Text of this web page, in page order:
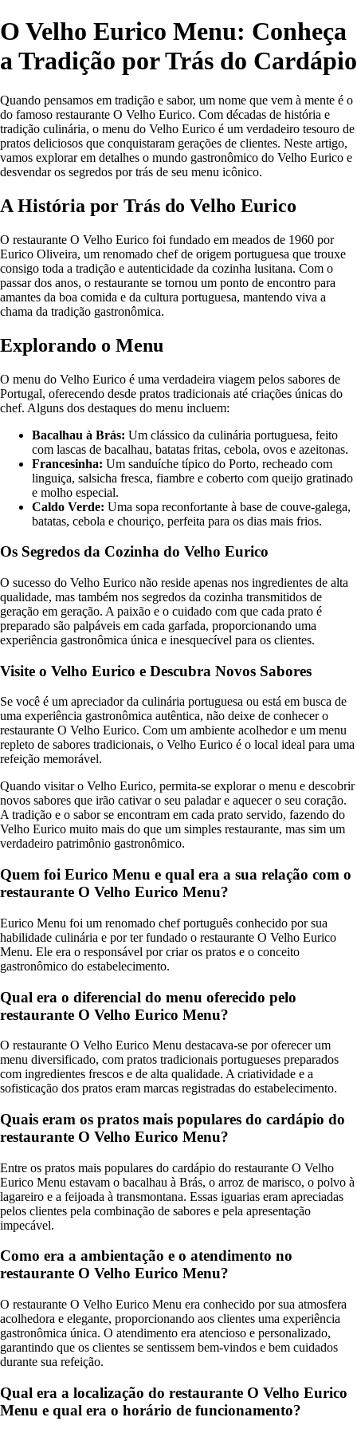
O Velho Eurico Menu: Conheça
a Tradição por Trás do Cardápio
Quando pensamos em tradição e sabor, um nome que vem à mente é o
do famoso restaurante O Velho Eurico. Com décadas de história e
tradição culinária, o menu do Velho Eurico é um verdadeiro tesouro de
pratos deliciosos que conquistaram gerações de clientes. Neste artigo,
vamos explorar em detalhes o mundo gastronômico do Velho Eurico e
desvendar os segredos por trás de seu menu icônico.
A História por Trás do Velho Eurico
O restaurante O Velho Eurico foi fundado em meados de 1960 por
Eurico Oliveira, um renomado chef de origem portuguesa que trouxe
consigo toda a tradição e autenticidade da cozinha lusitana. Com o
passar dos anos, o restaurante se tornou um ponto de encontro para
amantes da boa comida e da cultura portuguesa, mantendo viva a
chama da tradição gastronômica.
Explorando o Menu
O menu do Velho Eurico é uma verdadeira viagem pelos sabores de
Portugal, oferecendo desde pratos tradicionais até criações únicas do
chef. Alguns dos destaques do menu incluem:
Bacalhau à Brás: Um clássico da culinária portuguesa, feito
com lascas de bacalhau, batatas fritas, cebola, ovos e azeitonas.
Francesinha: Um sanduíche típico do Porto, recheado com
linguiça, salsicha fresca, fiambre e coberto com queijo gratinado
e molho especial.
Caldo Verde: Uma sopa reconfortante à base de couve-galega,
batatas, cebola e chouriço, perfeita para os dias mais frios.
Os Segredos da Cozinha do Velho Eurico
O sucesso do Velho Eurico não reside apenas nos ingredientes de alta
qualidade, mas também nos segredos da cozinha transmitidos de
geração em geração. A paixão e o cuidado com que cada prato é
preparado são palpáveis em cada garfada, proporcionando uma
experiência gastronômica única e inesquecível para os clientes.
Visite o Velho Eurico e Descubra Novos Sabores
Se você é um apreciador da culinária portuguesa ou está em busca de
uma experiência gastronômica autêntica, não deixe de conhecer o
restaurante O Velho Eurico. Com um ambiente acolhedor e um menu
repleto de sabores tradicionais, o Velho Eurico é o local ideal para uma
refeição memorável.
Quando visitar o Velho Eurico, permita-se explorar o menu e descobrir
novos sabores que irão cativar o seu paladar e aquecer o seu coração.
A tradição e o sabor se encontram em cada prato servido, fazendo do
Velho Eurico muito mais do que um simples restaurante, mas sim um
verdadeiro patrimônio gastronômico.
Quem foi Eurico Menu e qual era a sua relação com o
restaurante O Velho Eurico Menu?
Eurico Menu foi um renomado chef português conhecido por sua
habilidade culinária e por ter fundado o restaurante O Velho Eurico
Menu. Ele era o responsável por criar os pratos e o conceito
gastronômico do estabelecimento.
Qual era o diferencial do menu oferecido pelo
restaurante O Velho Eurico Menu?
O restaurante O Velho Eurico Menu destacava-se por oferecer um
menu diversificado, com pratos tradicionais portugueses preparados
com ingredientes frescos e de alta qualidade. A criatividade e a
sofisticação dos pratos eram marcas registradas do estabelecimento.
Quais eram os pratos mais populares do cardápio do
restaurante O Velho Eurico Menu?
Entre os pratos mais populares do cardápio do restaurante O Velho
Eurico Menu estavam o bacalhau à Brás, o arroz de marisco, o polvo à
lagareiro e a feijoada à transmontana. Essas iguarias eram apreciadas
pelos clientes pela combinação de sabores e pela apresentação
impecável.
Como era a ambientação e o atendimento no
restaurante O Velho Eurico Menu?
O restaurante O Velho Eurico Menu era conhecido por sua atmosfera
acolhedora e elegante, proporcionando aos clientes uma experiência
gastronômica única. O atendimento era atencioso e personalizado,
garantindo que os clientes se sentissem bem-vindos e bem cuidados
durante sua refeição.
Qual era a localização do restaurante O Velho Eurico
Menu e qual era o horário de funcionamento?